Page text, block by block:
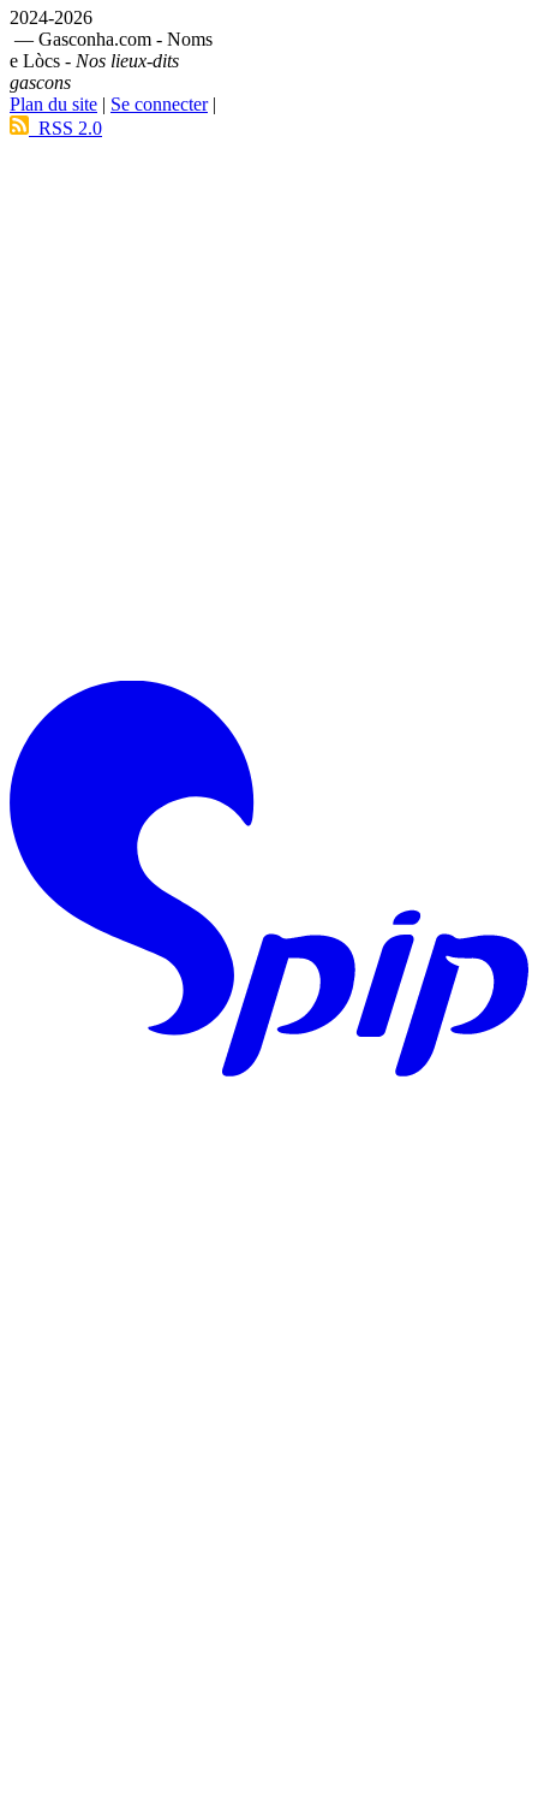
2024-2026
— Gasconha.com - Noms
e Lòcs - Nos lieux-dits
gascons
Plan du site | Se connecter|
RSS 2.0